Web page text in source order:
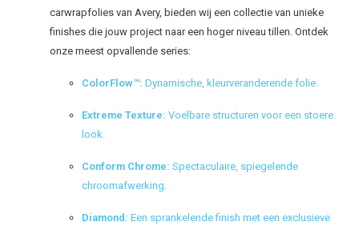
carwrapfolies van Avery, bieden wij een collectie van unieke
finishes die jouw project naar een hoger niveau tillen. Ontdek
onze meest opvallende series:
ColorFlow™: Dynamische, kleurveranderende folie.
Extreme Texture: Voelbare structuren voor een stoere
look.
Conform Chrome: Spectaculaire, spiegelende
chroomafwerking.
Diamond: Een sprankelende finish met een exclusieve